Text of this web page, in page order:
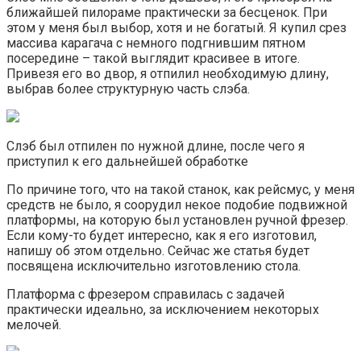
ближайшей пилораме практически за бесценок. При
этом у меня был выбор, хотя и не богатый. Я купил срез
массива карагача с немного подгнившим пятном
посередине – такой выглядит красивее в итоге.
Привезя его во двор, я отпилил необходимую длину,
выбрав более структурную часть слэба.
Слэб был отпилен по нужной длине, после чего я
приступил к его дальнейшей обработке
По причине того, что на такой станок, как рейсмус, у меня
средств не было, я соорудил некое подобие подвижной
платформы, на которую был установлен ручной фрезер.
Если кому-то будет интересно, как я его изготовил,
напишу об этом отдельно. Сейчас же статья будет
посвящена исключительно изготовлению стола.
Платформа с фрезером справилась с задачей
практически идеально, за исключением некоторых
мелочей.